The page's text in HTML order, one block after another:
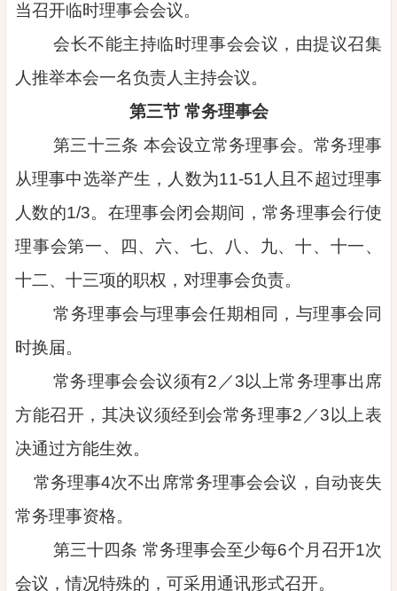
当召开临时理事会会议。
会长不能主持临时理事会会议，由提议召集
人推举本会一名负责人主持会议。
第三节 常务理事会
第三十三条 本会设立常务理事会。常务理事
从理事中选举产生，人数为11-51人且不超过理事
人数的1/3。在理事会闭会期间，常务理事会行使
理事会第一、四、六、七、八、九、十、十一、
十二、十三项的职权，对理事会负责。
常务理事会与理事会任期相同，与理事会同
时换届。
常务理事会会议须有2／3以上常务理事出席
方能召开，其决议须经到会常务理事2／3以上表
决通过方能生效。
常务理事4次不出席常务理事会会议，自动丧失
常务理事资格。
第三十四条 常务理事会至少每6个月召开1次
会议，情况特殊的，可采用通讯形式召开。